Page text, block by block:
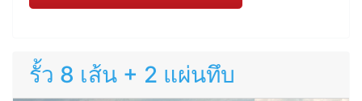
รั้ว 8 เส้น + 2 แผ่นทึบ